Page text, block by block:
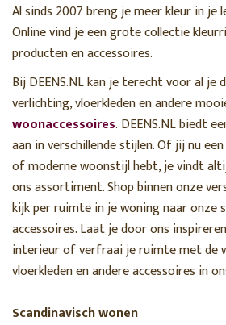
Al sinds 2007 breng je meer kleur in je
Online vind je een grote collectie
producten en accessoires.
Bij DEENS.NL kan je terecht voor al je
verlichting, vloerkleden en andere
woonaccessoires. DEENS.NL biedt
aan in verschillende stijlen. Of jij nu
of moderne woonstijl hebt, je vindt
ons assortiment. Shop binnen onze
kijk per ruimte in je woning naar onze
accessoires. Laat je door ons
interieur of verfraai je ruimte met de
vloerkleden en andere accessoires in
Scandinavisch wonen